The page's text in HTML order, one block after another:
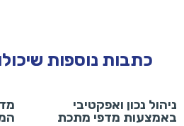
כתבות נוספות
ניהול נכון ואפקטיבי
באמצעות מדפי מתכת